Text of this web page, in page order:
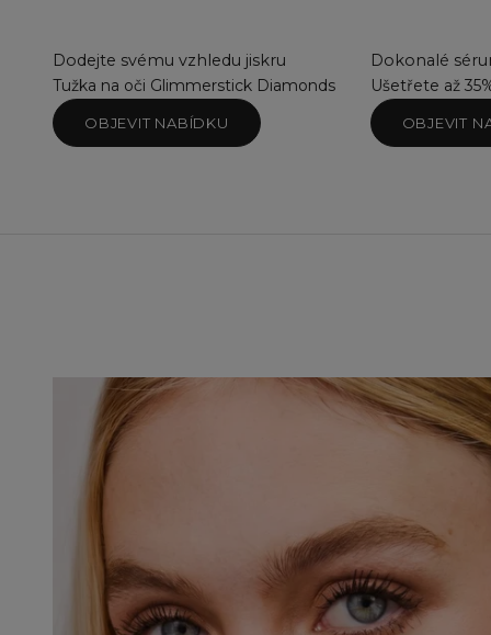
Dodejte svému vzhledu jiskru
Tužka na oči Glimmerstick Diamonds
OBJEVIT NABÍDKU
Dokonalé
Ušetřete až
OBJEVIT